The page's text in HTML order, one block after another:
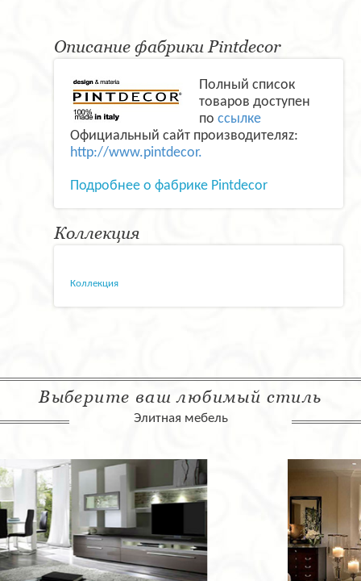
Описание фабрики Pintdecor
Полный список
товаров доступен
по ссылке
Официальный сайт производителяz:
http://www.pintdecor.
Подробнее о фабрике Pintdecor
Коллекция
Коллекция
Выберите ваш любимый стиль
Элитная мебель